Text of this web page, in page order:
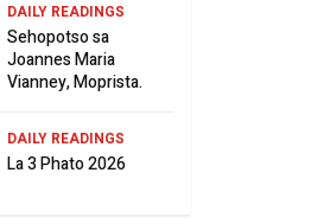
DAILY READINGS
Sehopotso sa
Joannes Maria
Vianney, Moprista.
DAILY READINGS
La 3 Phato 2026